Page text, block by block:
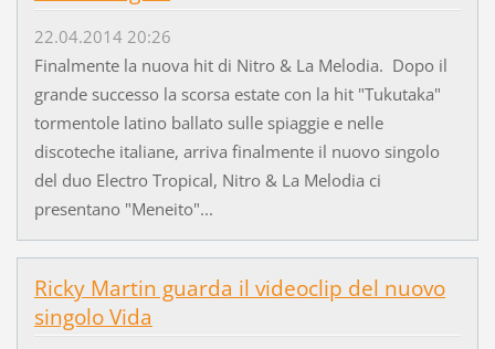
22.04.2014 20:26
Finalmente la nuova hit di Nitro & La Melodia. Dopo il
grande successo la scorsa estate con la hit "Tukutaka"
tormentole latino ballato sulle spiaggie e nelle
discoteche italiane, arriva finalmente il nuovo singolo
del duo Electro Tropical, Nitro & La Melodia ci
presentano "Meneito"...
Ricky Martin guarda il videoclip del nuovo
singolo Vida